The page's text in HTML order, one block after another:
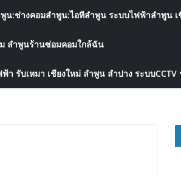
น:ช่างคอมลำพูน:ไอทีลำพูน ระบบไฟฟ้าลำพูน
ลำพูนร้านซ่อมคอมใกล้ฉัน
รับเหมา เชียงใหม่ ลำพูน ลำปาง ระบบCCTV